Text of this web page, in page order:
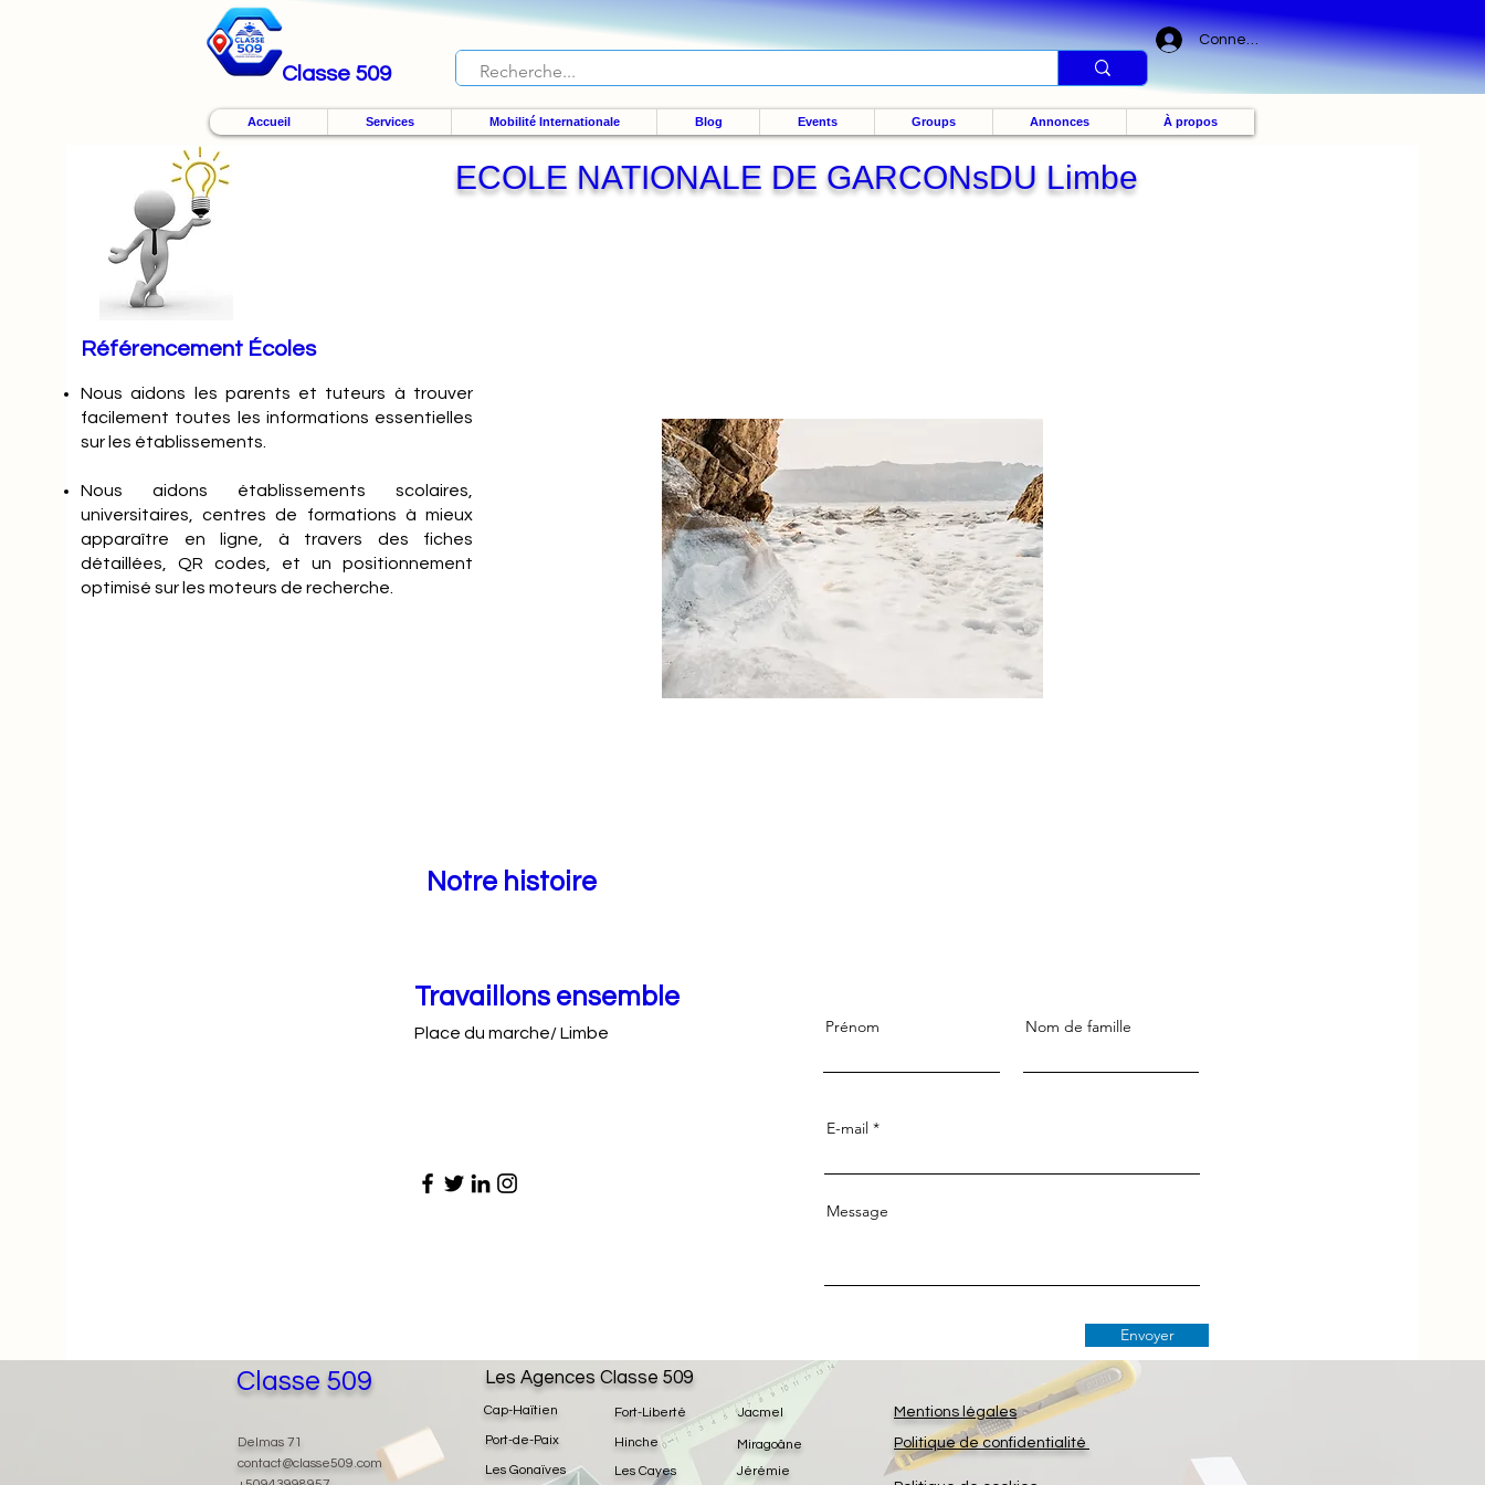
Classe 509
Connexion
Accueil Services Mobilité Internationale Blog Events Groups Annonces À propos
Référencement Écoles
Nousaidons les parents et tuteurs à trouver
facilement toutes les informations essentielles
sur les établissements.
Nous aidons établissements scolaires,
universitaires, centres de formations à mieux
apparaître en ligne, à travers des fiches
détaillées, QR codes, et un positionnement
optimisé sur les moteurs de recherche.
ECOLE NATIONALE DE GARCONsDU Limbe
Notre histoire
Travaillons ensemble
Place du marche/ Limbe Prénom Nom de famille
E-mail
Message
Envoyer
Classe 509
Delmas 71
contact@classe509.com
Fort-Liberté
Hinche
Les Cayes
Jacmel
Jérémie
Miragoâne
Les Agences Classe 509
Cap-Haïtien
Port-de-Paix
Les Gonaïves
Mentions légales
Politique de confidentialité